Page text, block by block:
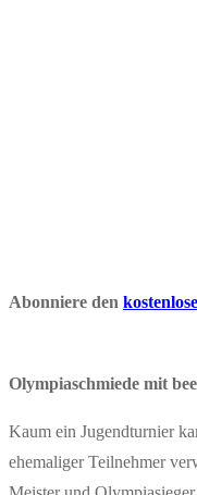
Abonniere den
Olympiaschmiede mit
Kaum ein Jugendturnier
ehemaliger Teilnehmer